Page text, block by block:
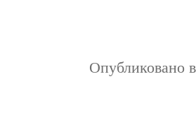
Опубликовано